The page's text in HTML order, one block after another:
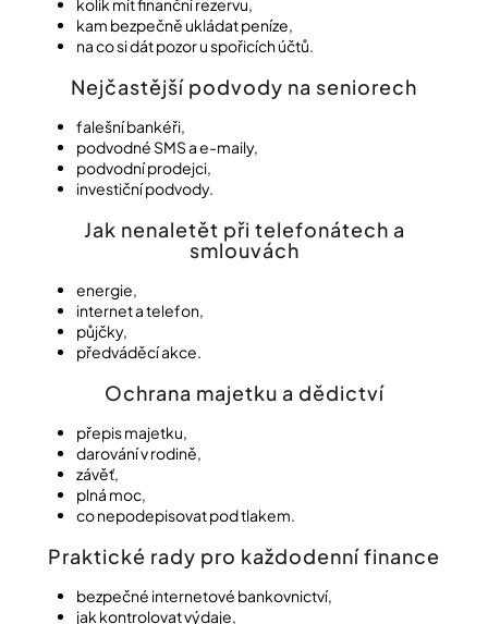
kolik mít finanční rezervu,
kam bezpečně ukládat peníze,
na co si dát pozor u spořicích účtů.
Nejčastější podvody na seniorech
falešní bankéři,
podvodné SMS a e-maily,
podvodní prodejci,
investiční podvody.
Jak nenaletět při telefonátech a
smlouvách
energie,
internet a telefon,
půjčky,
předváděcí akce.
Ochrana majetku a dědictví
přepis majetku,
darování v rodině,
závěť,
plná moc,
co nepodepisovat pod tlakem.
Praktické rady pro každodenní finance
bezpečné internetové bankovnictví,
jak kontrolovat výdaje,